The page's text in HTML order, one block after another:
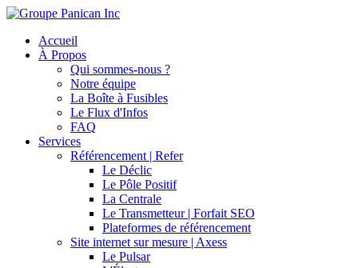
Accueil
À Propos
Qui sommes-nous ?
Notre équipe
La Boîte à Fusibles
Le Flux d'Infos
FAQ
Services
Référencement | Refer
Le Déclic
Le Pôle Positif
La Centrale
Le Transmetteur | Forfait SEO
Plateformes de référencement
Site internet sur mesure | Axess
Le Pulsar